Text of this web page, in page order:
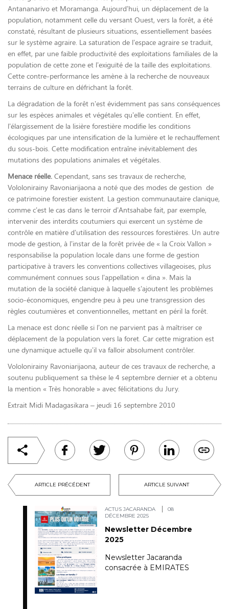
ARTICLE PRÉCÉDENT ARTICLE SUIVANT
ACTUS JACARANDA
08
DÉCEMBRE 2025
Newsletter Décembre
2025
Newsletter Jacaranda
consacrée à EMIRATES
Antananarivo et Moramanga. Aujourd’hui, un déplacement de la
population, notamment celle du versant Ouest, vers la forêt, a été
constaté, résultant de plusieurs situations, essentiellement basées
sur le système agraire. La saturation de l’espace agraire se traduit,
en effet, par une faible productivité des exploitations familiales de la
population de cette zone et l’exiguïté de la taille des exploitations.
Cette contre-performance les amène à la recherche de nouveaux
terrains de culture en défrichant la forêt.
La dégradation de la forêt n’est évidemment pas sans conséquences
sur les espèces animales et végétales qu’elle contient. En effet,
l’élargissement de la lisière forestière modifie les conditions
écologiques par une intensification de la lumière et le rechauffement
du sous-bois. Cette modification entraîne inévitablement des
mutations des populations animales et végétales.
Menace réelle. Cependant, sans ses travaux de recherche,
Vololonirainy Ravoniarijaona a noté que des modes de gestion de
ce patrimoine forestier existent. La gestion communautaire clanique,
comme c’est le cas dans le terroir d’Antsahabe fait, par exemple,
intervenir des interdits coutumiers qui exercent un système de
contrôle en matière d’utilisation des ressources forestières. Un autre
mode de gestion, à l’instar de la forêt privée de « la Croix Vallon »
responsabilise la population locale dans une forme de gestion
participative à travers les conventions collectives villageoises, plus
communément connues sous l’appellation « dina ». Mais la
mutation de la société clanique à laquelle s’ajoutent les problèmes
socio-économiques, engendre peu à peu une transgression des
règles coutumières et conventionnelles, mettant en péril la forêt.
La menace est donc réelle si l’on ne parvient pas à maîtriser ce
déplacement de la population vers la foret. Car cette migration est
une dynamique actuelle qu’il va falloir absolument contrôler.
Vololonirainy Ravoniarijaona, auteur de ces travaux de recherche, a
soutenu publiquement sa thèse le 4 septembre dernier et a obtenu
la mention « Très honorable » avec félicitations du Jury.
Extrait Midi Madagasikara – jeudi 16 septembre 2010